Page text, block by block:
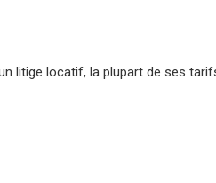
litige locatif, la plupart de ses